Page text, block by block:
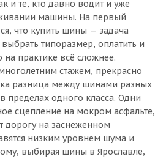
и те, кто давно водит и уже
машины. На первый
что купить шины — задача
выбрать типоразмер, оплатить и
на практике всё сложнее.
стажем, прекрасно
разница между шинами разных
пределах одного класса. Одни
сцепление на мокром асфальте,
дорогу на заснеженном
низким уровнем шума и
выбирая шины в Ярославле,